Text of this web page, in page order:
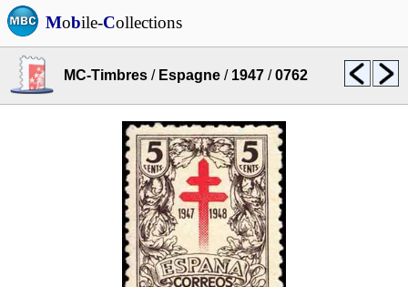
Mobile-Collections
MC-Timbres / Espagne / 1947 /0762